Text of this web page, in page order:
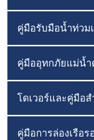
คู่มือรับมือน้ำท่วม
คู่มืออุทกภัยแม่น้
โดเวอร์และคู่มือ
คู่มือการล่องเรือร